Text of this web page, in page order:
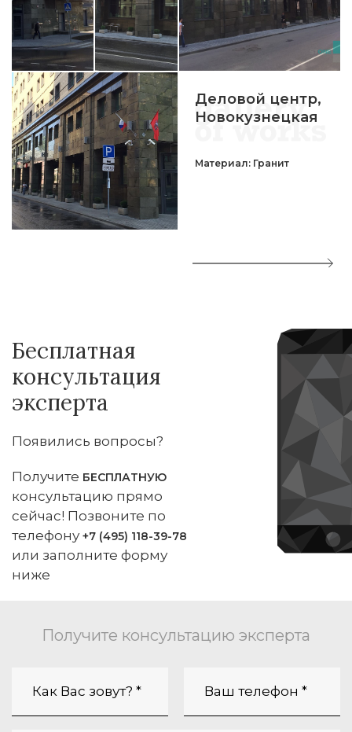
Деловой центр,
Новокузнецкая
Материал: Гранит
Бесплатная
консультация
эксперта
Появились вопросы?
Получите БЕСПЛАТНУЮ
консультацию прямо
сейчас! Позвоните по
телефону +7 (495) 118-39-78
или заполните форму
ниже
Получите консультацию эксперта